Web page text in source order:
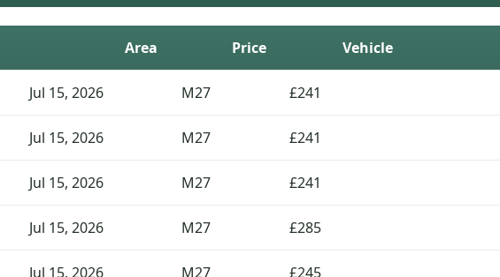
Vehicle
Price
Area
£241
M27
Jul 15, 2026
£241
M27
Jul 15, 2026
£241
M27
Jul 15, 2026
£285
M27
Jul 15, 2026
£245
M27
Jul 15, 2026